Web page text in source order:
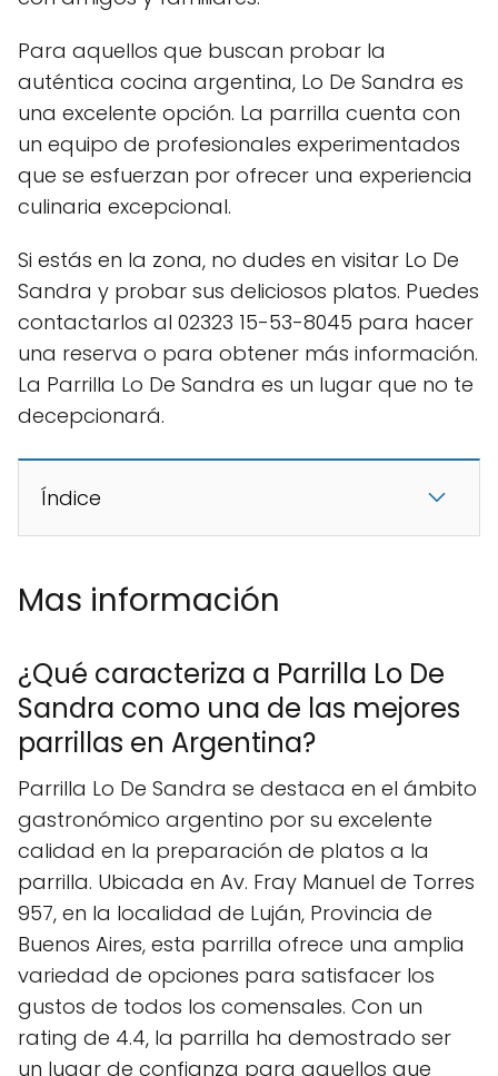
Para aquellos que buscan probar la
auténtica cocina argentina, Lo De Sandra es
una excelente opción. La parrilla cuenta con
un equipo de profesionales experimentados
que se esfuerzan por ofrecer una experiencia
culinaria excepcional.
Si estás en la zona, no dudes en visitar Lo De
Sandra y probar sus deliciosos platos. Puedes
contactarlos al 02323 15-53-8045 para hacer
una reserva o para obtener más información.
La Parrilla Lo De Sandra es un lugar que no te
decepcionará.
Índice
Mas información
¿Qué caracteriza a Parrilla Lo De
Sandra como una de las mejores
parrillas en Argentina?
Parrilla Lo De Sandra se destaca en el ámbito
gastronómico argentino por su excelente
calidad en la preparación de platos a la
parrilla. Ubicada en Av. Fray Manuel de Torres
957, en la localidad de Luján, Provincia de
Buenos Aires, esta parrilla ofrece una amplia
variedad de opciones para satisfacer los
gustos de todos los comensales. Con un
rating de 4.4, la parrilla ha demostrado ser
un lugar de confianza para aquellos que